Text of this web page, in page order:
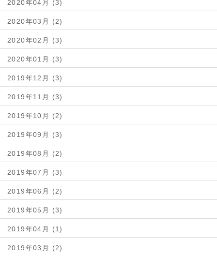
2020年04月 (3)
2020年03月 (2)
2020年02月 (3)
2020年01月 (3)
2019年12月 (3)
2019年11月 (3)
2019年10月 (2)
2019年09月 (3)
2019年08月 (2)
2019年07月 (3)
2019年06月 (2)
2019年05月 (3)
2019年04月 (1)
2019年03月 (2)